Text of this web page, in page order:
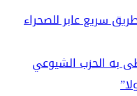
سريع عابر للصحراء
به الحزب الشيوعي